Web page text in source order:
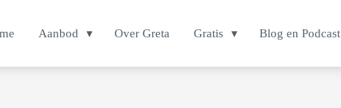
Aanbod Over Greta Gratis Blog en Podcast